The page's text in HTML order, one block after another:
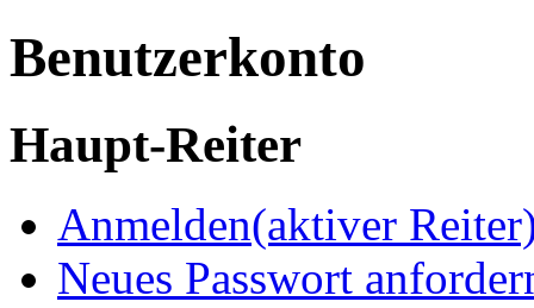
Benutzerkonto
Haupt-Reiter
Anmelden(aktiver
Neues Passwort